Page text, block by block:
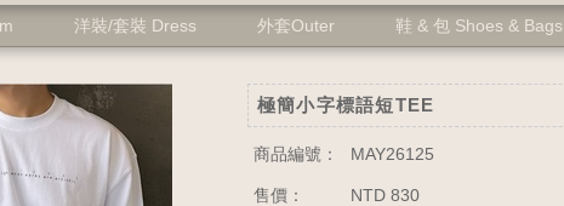
洋裝/套裝 Dress 外套Outer 鞋 & 包 Shoes & Bags
極簡小字標語短TEE
商品編號： MAY26125
售價： NTD 830